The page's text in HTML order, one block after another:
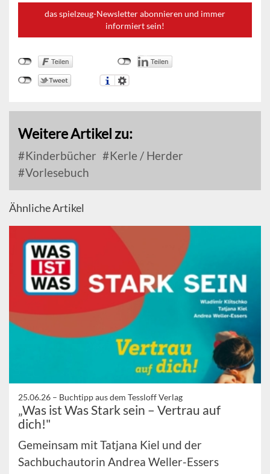
das spielzeug-Newsletter abonnieren und immer
informiert sein!
Weitere Artikel zu:
Kinderbücher
Kerle / Herder
Vorlesebuch
Ähnliche Artikel
25.06.26 – Buchtipp aus dem Tessloff Verlag
„Was ist Was Stark sein – Vertrau auf
dich!"
Gemeinsam mit Tatjana Kiel und der
Sachbuchautorin Andrea Weller-Essers